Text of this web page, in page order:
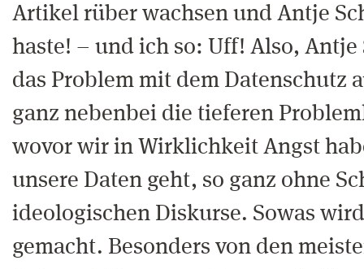
Artikel rüber wachsen und Antje
haste! – und ich so: Uff! Also,
das Problem mit dem Datenschutz
ganz nebenbei die tieferen
wovor wir in Wirklichkeit Angst
unsere Daten geht, so ganz ohne
ideologischen Diskurse. Sowas
gemacht. Besonders von den